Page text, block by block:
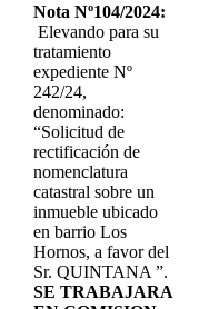
Nota Nº104/2024:
Elevando para su
tratamiento
expediente Nº
242/24,
denominado:
“Solicitud de
rectificación de
nomenclatura
catastral sobre un
inmueble ubicado
en barrio Los
Hornos, a favor del
Sr. QUINTANA ”.
SE TRABAJARA